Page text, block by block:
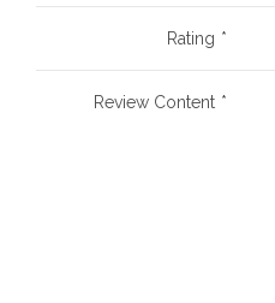
Rating
Review Content